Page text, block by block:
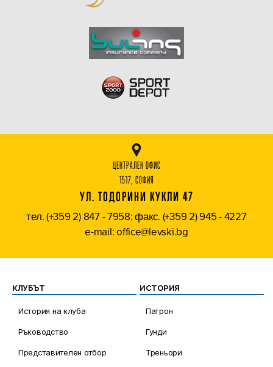
ЦЕНТРАЛЕН ОФИС
1517, СОФИЯ
УЛ. ТОДОРИНИ КУКЛИ 47
тел. (+359 2) 847 - 7958; факс. (+359 2) 945 - 4227
e-mail: office@levski.bg
КЛУБЪТ
История на клуба
Ръководство
Представителен отбор
ИСТОРИЯ
Патрон
Гунди
Треньори